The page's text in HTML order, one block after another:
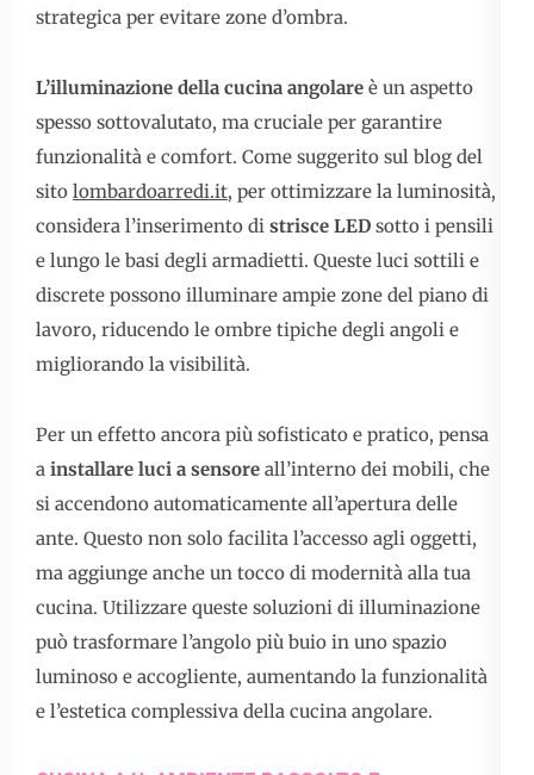
strategica per evitare zone d’ombra.
L’illuminazione della cucina angolare è un aspetto
spesso sottovalutato, ma cruciale per garantire
funzionalità e comfort. Come suggerito sul blog del
sito lombardoarredi.it, per ottimizzare la luminosità,
considera l’inserimento di strisce LED sotto i pensili
e lungo le basi degli armadietti. Queste luci sottili e
discrete possono illuminare ampie zone del piano di
lavoro, riducendo le ombre tipiche degli angoli e
migliorando la visibilità.
Per un effetto ancora più sofisticato e pratico, pensa
a installare luci a sensore all’interno dei mobili, che
si accendono automaticamente all’apertura delle
ante. Questo non solo facilita l’accesso agli oggetti,
ma aggiunge anche un tocco di modernità alla tua
cucina. Utilizzare queste soluzioni di illuminazione
può trasformare l’angolo più buio in uno spazio
luminoso e accogliente, aumentando la funzionalità
e l’estetica complessiva della cucina angolare.